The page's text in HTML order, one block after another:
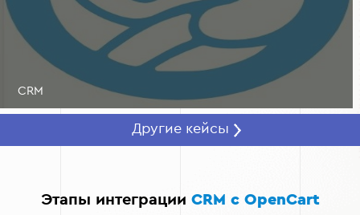
Увеличение продаж:Индивидуальный подход к
каждому клиенту благодаря CRM помогает лучше
понимать их потребности, что способствует
повышению среднего чека и продаж в целом.
CRM
Другие кейсы
Этапы интеграции CRM с OpenCart